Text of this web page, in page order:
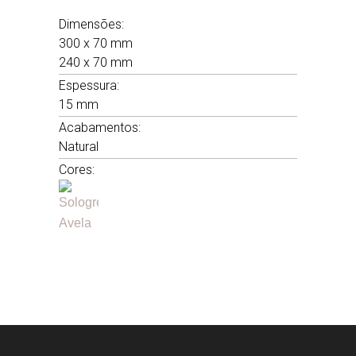
Dimensões:
300 x 70 mm
240 x 70 mm
Espessura:
15 mm
Acabamentos:
Natural
Cores: